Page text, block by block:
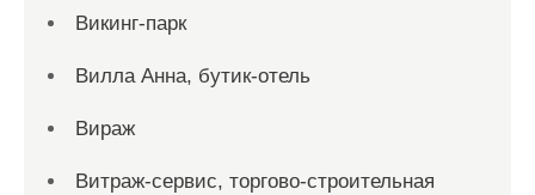
Викинг-парк
Вилла Анна, бутик-отель
Вираж
Витраж-сервис, торгово-строительная